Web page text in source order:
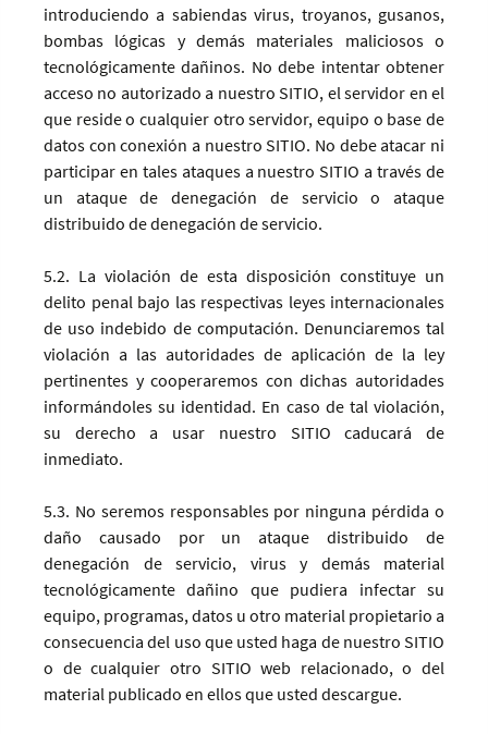
introduciendo a sabiendas virus, troyanos, gusanos,
bombas lógicas y demás materiales maliciosos o
tecnológicamente dañinos. No debe intentar obtener
acceso no autorizado a nuestro SITIO, el servidor en el
que reside o cualquier otro servidor, equipo o base de
datos con conexión a nuestro SITIO. No debe atacar ni
participar en tales ataques a nuestro SITIO a través de
un ataque de denegación de servicio o ataque
distribuido de denegación de servicio.
5.2. La violación de esta disposición constituye un
delito penal bajo las respectivas leyes internacionales
de uso indebido de computación. Denunciaremos tal
violación a las autoridades de aplicación de la ley
pertinentes y cooperaremos con dichas autoridades
informándoles su identidad. En caso de tal violación,
su derecho a usar nuestro SITIO caducará de
inmediato.
5.3. No seremos responsables por ninguna pérdida o
daño causado por un ataque distribuido de
denegación de servicio, virus y demás material
tecnológicamente dañino que pudiera infectar su
equipo, programas, datos u otro material propietario a
consecuencia del uso que usted haga de nuestro SITIO
o de cualquier otro SITIO web relacionado, o del
material publicado en ellos que usted descargue.